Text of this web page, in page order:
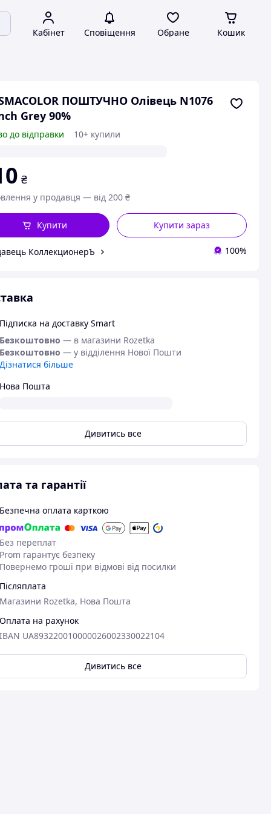
Кабінет Сповіщення Обране Кошик
ПОШТУЧНО Олівець N1076
Grey 90%
до відправки 10+ купили
₴
у продавця — від 200 ₴
Купити зараз
Купити
КоллекционерЪ 100%
Підписка на доставку Smart
Безкоштовно — в магазини Rozetka
Безкоштовно — у відділення Нової Пошти
Дізнатися більше
Нова Пошта
Дивитись все
та гарантії
Безпечна оплата карткою
Без переплат
Prom гарантує безпеку
Повернемо гроші при відмові від посилки
Післяплата
Магазини Rozetka, Нова Пошта
Оплата на рахунок
IBAN UA893220010000026002330022104
Дивитись все